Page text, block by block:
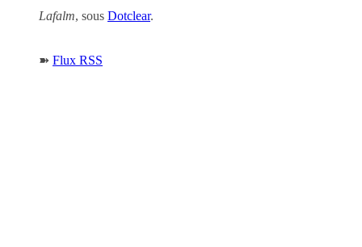
Lafalm, sous Dotclear.
➽ Flux RSS